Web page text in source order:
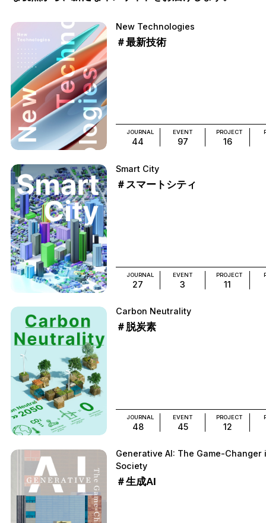
New Technologies
＃最新技術
JOURNAL
44
EVENT
97
PROJECT
16
Smart City
＃スマートシティ
JOURNAL
27
EVENT
3
PROJECT
11
Carbon Neutrality
＃脱炭素
JOURNAL
48
EVENT
45
PROJECT
12
Generative AI: The Game-Changer
Society
＃生成AI